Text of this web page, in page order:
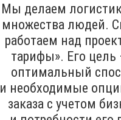
Мы делаем
множества людей.
работаем над
тарифы». Его цель
оптимальный
и необходимые
заказа с учетом